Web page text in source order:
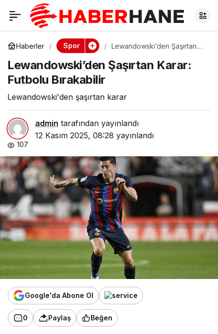
Haberler Spor
Lewandowski’den Şaşırtan
Lewandowski’den Şaşırtan Karar:
Futbolu Bırakabilir
Lewandowski'den şaşırtan karar
admin tarafından yayınlandı
12 Kasım 2025, 08:28 yayınlandı
107
Google'da Abone Ol
0 Paylaş Beğen
Lewandowski’den
Şaşırtan Karar:
Futbolu Bırakabilir